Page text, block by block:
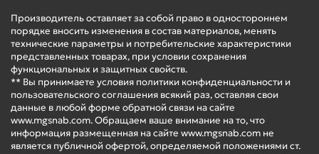
Производитель оставляет за собой право в одностороннем
порядке вносить изменения в состав материалов, менять
технические параметры и потребительские характеристики
представленных товарах, при условии сохранения
функциональных и защитных свойств.
** Вы принимаете условия политики конфиденциальности и
пользовательского соглашения всякий раз, оставляя свои
данные в любой форме обратной связи на сайте
www.mgsnab.com. Обращаем ваше внимание на то, что
информация размещенная на сайте www.mgsnab.com не
является публичной офертой, определяемой положениями ст.